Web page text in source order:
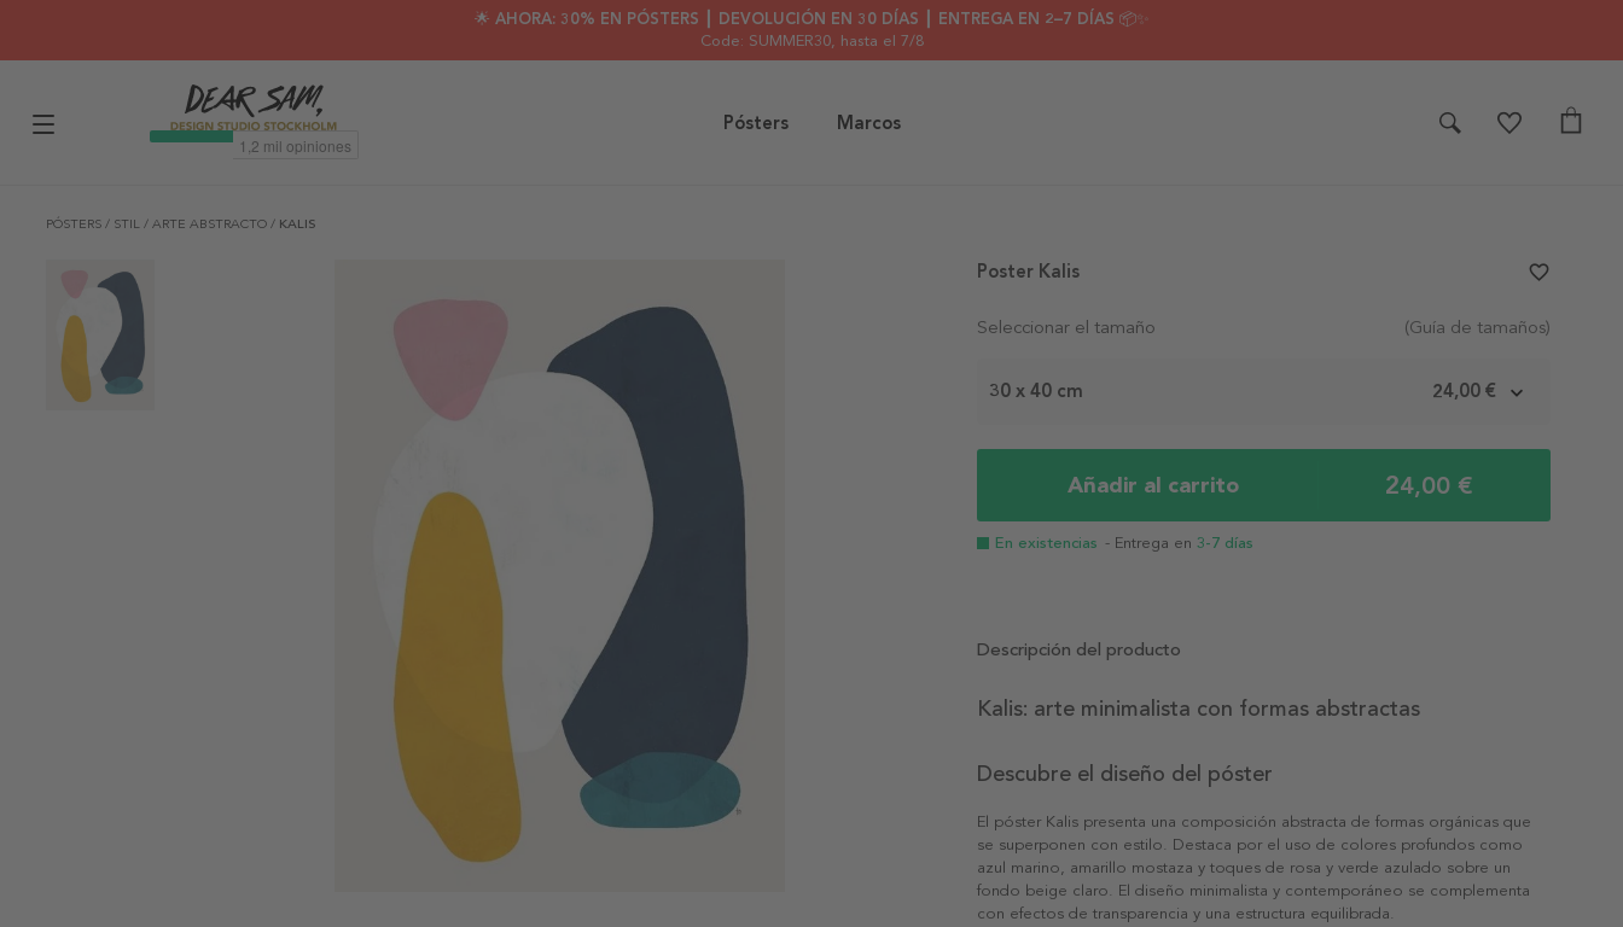
🌟 AHORA: 30% EN PÓSTERS ┃ DEVOLUCIÓN EN 30 DÍAS ┃ ENTREGA EN 2–7 DÍAS 📦✨
Code: SUMMER30, hasta el 7/8
Pósters Marcos
PÓSTERS / STIL / ARTE ABSTRACTO / KALIS
Seleccionar el tamaño (Guía de tamaños)
30 x 40 cm 24,00 €
Añadir al carrito 24,00 €
En existencias - Entrega en 3-7 días
Poster Kalis favorite_border
Descripción del producto
Kalis: arte minimalista con formas abstractas
Descubre el diseño del póster
El póster Kalis presenta una composición abstracta de formas orgánicas que
se superponen con estilo. Destaca por el uso de colores profundos como
azul marino, amarillo mostaza y toques de rosa y verde azulado sobre un
fondo beige claro. El diseño minimalista y contemporáneo se complementa
con efectos de transparencia y una estructura equilibrada.